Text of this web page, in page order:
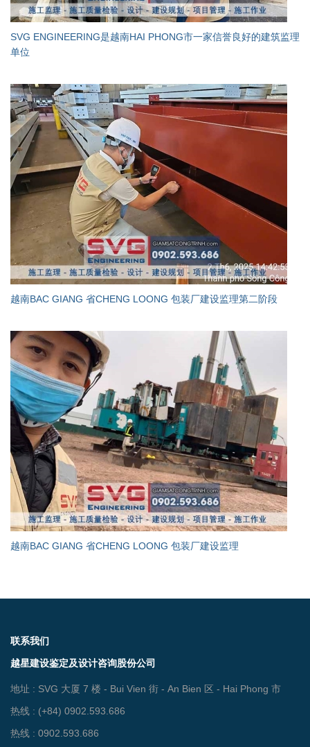
SVG ENGINEERING是越南HAI PHONG市一家信誉良好的建筑监理
单位
越南BAC GIANG 省CHENG LOONG 包装厂建设监理第二阶段
越南BAC GIANG 省CHENG LOONG 包装厂建设监理
联系我们
越星建设鉴定及设计咨询股份公司
地址 : SVG 大厦 7 楼 - Bui Vien 街 - An Bien 区 - Hai Phong 市
热线 : (+84) 0902.593.686
热线 : 0902.593.686